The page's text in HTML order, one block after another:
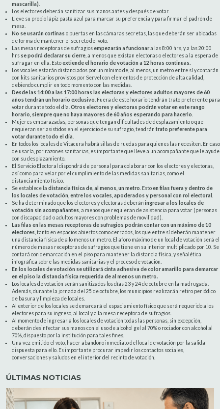
mascarilla)
Los electores deberán sanitizar sus manos antes y después de votar.
Lleve su propio lápiz pasta azul para marcar su preferencia y para firmar el padrón de
mesa.
No se usarán cortinas o puertas en las cámaras secretas, las que deberán ser ubicadas
de forma de mantener el secreto del voto.
Las mesas receptoras de sufragiosempezarán a funcionara las 8:00 hrs, y a las 20:00
hrs se podrá declarar su cierre , a menos que existan electoras o electores a la espera de
sufragar en ella. Estoextiende el horario de votación a 12 horas continuas.
Los vocales estarán distanciados por un mínimo de, al menos, un metro entre sí y contarán
con kits sanitarios provistos por Servel con elementos de protección de alta calidad,
debiendo cumplir en todo momento con las medidas.
Desde las 14:00 a las 17:00 horas las electoras y electores adultos mayores de 60
años tendrán un horario exclusivo . Fuera de este horario tendrán trato preferente para
votar durante todo el día. Otros electores y electoras podrán votar en este rango
horario, siempre que no haya mayores de 60 años esperando para hacerlo
Mujeres embarazadas, personas que tengan dificultades de desplazamiento o que
requieran ser asistidos en el ejercicio de su sufragio, tendrán trato preferente para
votar durante todo el día
En todos los locales de Vitacura habrá sillas de ruedas para quienes las necesiten. En caso
de usarla, por razones sanitarias, es importante que lleve a un acompañante que le ayude
con su desplazamiento.
El Servicio Electoral dispondrá de personal para colaborar con los electores y electoras,
así como para velar por el cumplimiento de las medidas sanitarias, como el
distanciamiento físico.
Se establece la distancia física de, al menos, un metro . Estoen filas fuera y dentro de
los locales de votación, entre los vocales, apoderados y personal con rol electoral
Se ha determinado que los electores y electoras deberán ingresar a los locales de
votación sin acompañantes , a menos que requieran de asistencia para votar (personas
con discapacidad o adultos mayores con problemas de movilidad).
Las filas en las mesas receptoras de sufragios podrán contar con un máximo de 10
electores , tanto en espacios abiertos como cerrados, los que entre sí deberán mantener
una distancia física de a lo menos un metro. El aforo máximo de un local de votación será el
número de mesas receptoras de sufragios que tiene en su interior multiplicado por 10. Se
contará con demarcación en el piso para mantener la distancia física, y señalética
infográfica sobre las medidas sanitarias y el proceso de votación.
En los locales de votación se utilizará cinta adhesiva de color amarillo para demarcar
en el piso la distancia física requerida de al menos un metro.
Los locales de votación serán sanitizados los días 23 y 24 de octubre en la madrugada.
Además, durante la jornada del 25 de octubre, los municipios realizarán retiro periódico
de basura y limpieza de locales.
Al exterior de los locales se demarcará el espaciamiento físico que será requerido a los
electores para su ingreso, al local y a la mesa receptora de sufragios.
Al momento de ingresar a los locales de votación todas las personas, sin excepción,
deberán desinfectar sus manos con el uso de alcohol gel al 70% o rociador con alcohol al
70%, dispuesto por la institución para tales fines.
Una vez emitido el voto, hacer abandono inmediato del local de votación por la salida
dispuesta para ello. Es importante procurar impedir los contactos sociales,
conversaciones y saludos en el interior del recinto de votación.
ÚLTIMAS NOTICIAS